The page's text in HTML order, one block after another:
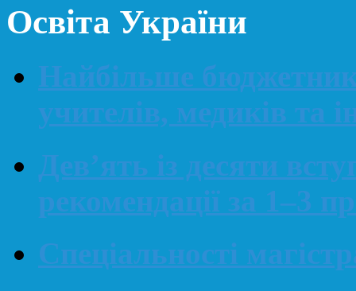
Освіта України
Найбільше
учителів, медиків та
Дев’ять із десяти
рекомендації за 1–3
Спеціальності